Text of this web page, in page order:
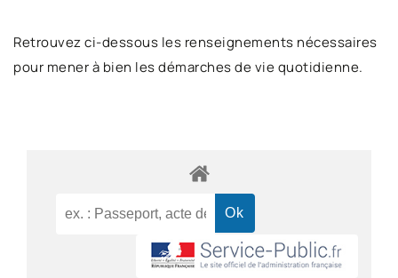
Retrouvez ci-dessous les renseignements nécessaires
pour mener à bien les démarches de vie quotidienne.